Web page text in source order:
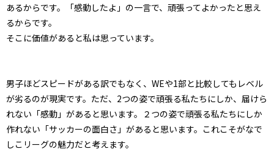
あるからです。「感動したよ」の一言で、頑張ってよかったと思え
るからです。
そこに価値があると私は思っています。
男子ほどスピードがある訳でもなく、WEや1部と比較してもレベル
が劣るのが現実です。ただ、2つの姿で頑張る私たちにしか、届けら
れない「感動」があると思います。２つの姿で頑張る私たちにしか
作れない「サッカーの面白さ」があると思います。これこそがなで
しこリーグの魅力だと考えます。